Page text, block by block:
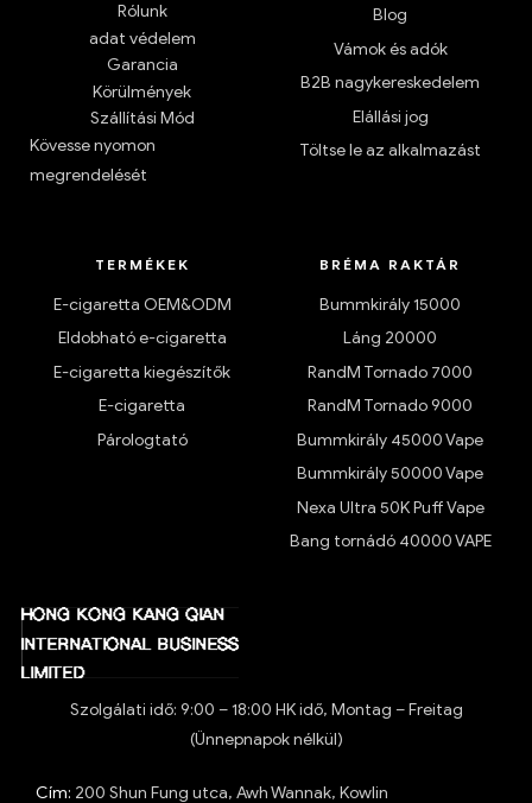
Rólunk
adat védelem
Garancia
Körülmények
Szállítási Mód
Kövesse nyomon
megrendelését
Blog
Vámok és adók
B2B nagykereskedelem
Elállási jog
Töltse le az alkalmazást
TERMÉKEK
E-cigaretta OEM&ODM
Eldobható e-cigaretta
E-cigaretta kiegészítők
E-cigaretta
Párologtató
BRÉMA RAKTÁR
Bummkirály 15000
Láng 20000
RandM Tornado 7000
RandM Tornado 9000
Bummkirály 45000 Vape
Bummkirály 50000 Vape
Nexa Ultra 50K Puff Vape
Bang tornádó 40000 VAPE
Szolgálati idő: 9:00 – 18:00 HK idő, Montag – Freitag
(Ünnepnapok nélkül)
Cím: 200 Shun Fung utca, Awh Wannak, Kowlin